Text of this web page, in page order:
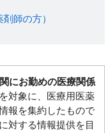
師の方）​
にお勤めの医療関係
を対象に、医療用医薬
報を集約したもので
対する情報提供を目